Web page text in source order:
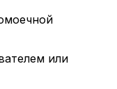
или